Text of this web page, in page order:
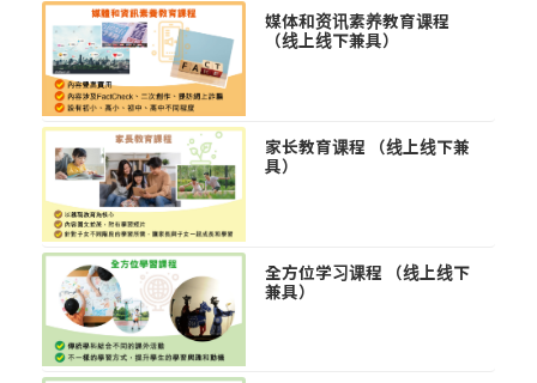
媒体和资讯素养教育课程
（线上线下兼具）
家长教育课程 （线上线下兼
具）
全方位学习课程 （线上线下
兼具）